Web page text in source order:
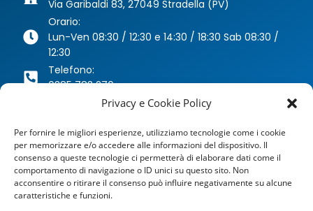
Privacy e Cookie Policy
Per fornire le migliori esperienze, utilizziamo tecnologie come i cookie
per memorizzare e/o accedere alle informazioni del dispositivo. Il
consenso a queste tecnologie ci permetterà di elaborare dati come il
comportamento di navigazione o ID unici su questo sito. Non
acconsentire o ritirare il consenso può influire negativamente su alcune
caratteristiche e funzioni.
Via Garibaldi 83, 27049 Stradella (PV)
Orario:
Lun-Ven 08:30 / 12:30 e 14:30 / 18:30 Sab 08:30 /
12:30
Telefono:
0385 783 270
Email:
agenzia@dragoniassicurazioni.it
PEC:
dragoniassicurazioni@pec.it